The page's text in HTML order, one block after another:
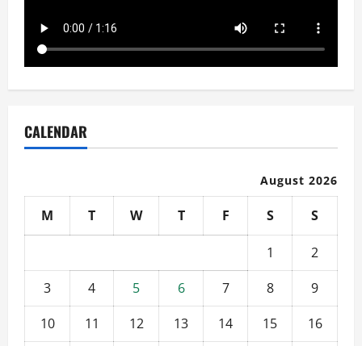
CALENDAR
August 2026
M T W T F S S
1
2
3
4 5 6 7 8
9
10
11 12 13 14 15
16